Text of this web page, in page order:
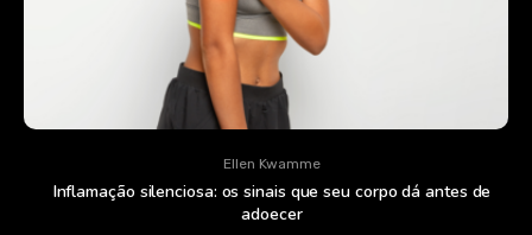
Ellen Kwamme
Inflamação silenciosa: os sinais que seu corpo dá antes de
adoecer